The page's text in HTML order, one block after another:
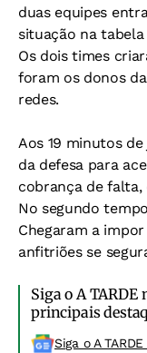
duas equipes
situação na
Os dois times
foram os donos
redes.
Aos 19 minutos
da defesa para
cobrança de
No segundo
Chegaram a
anfitriões se
Siga o A TARDE
principais
Siga o A